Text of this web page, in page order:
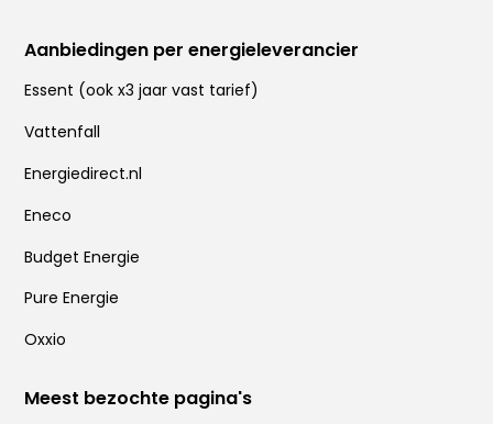
Aanbiedingen per energieleverancier
Essent (ook x3 jaar vast tarief)
Vattenfall
Energiedirect.nl
Eneco
Budget Energie
Pure Energie
Oxxio
Meest bezochte pagina's